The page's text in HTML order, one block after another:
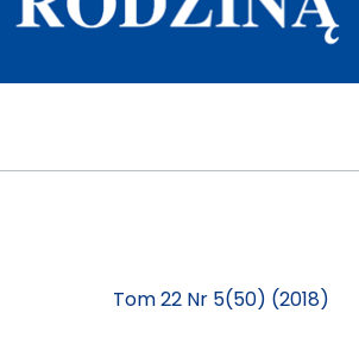
Tom 22 Nr 5(50) (2018)